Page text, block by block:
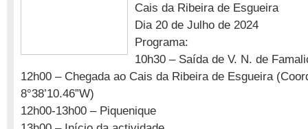
Cais da Ribeira de Esgueira
Dia 20 de Julho de 2024
Programa:
10h30 – Saída de V. N. de
12h00 – Chegada ao Cais da Ribeira de Esgueira
8°38’10.46”W)
12h00-13h00 – Piquenique